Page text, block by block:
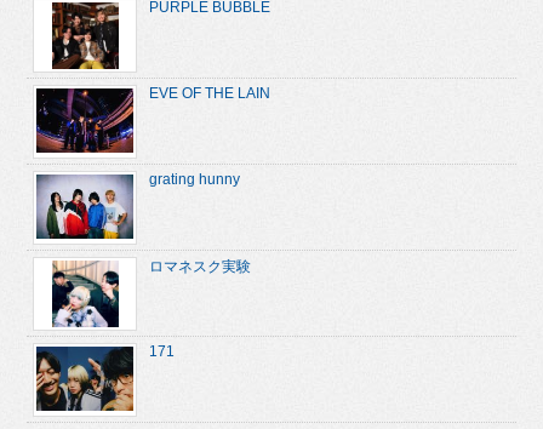
PURPLE BUBBLE
EVE OF THE LAIN
grating hunny
ロマネスク実験
171